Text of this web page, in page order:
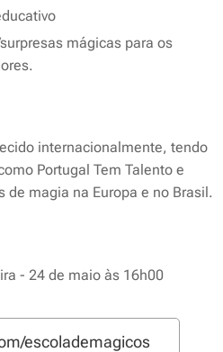
mágicas para os
internacionalmente, tendo
Portugal Tem Talento e
magia na Europa e no Brasil.
- 24 de maio às 16h00
escolademagicos